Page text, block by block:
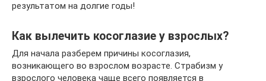
результатом на долгие годы!
Как вылечить косоглазие у взрослых?
Для начала разберем причины косоглазия,
возникающего во взрослом возрасте. Страбизм у
взрослого человека чаще всего появляется в